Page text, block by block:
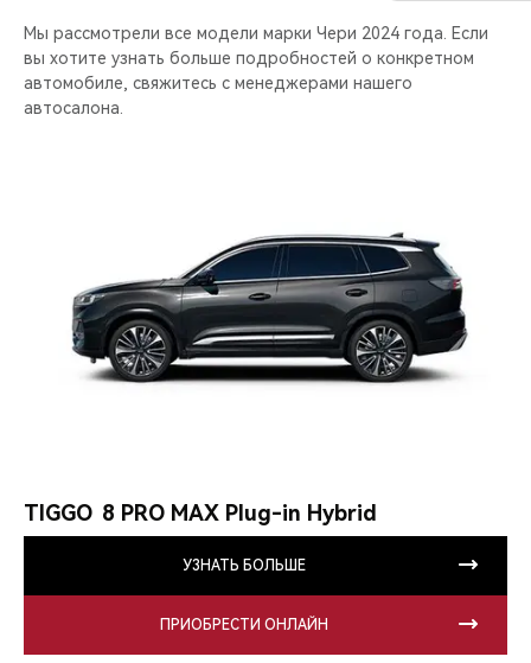
Мы рассмотрели все модели марки Чери 2024 года. Если
вы хотите узнать больше подробностей о конкретном
автомобиле, свяжитесь с менеджерами нашего
автосалона.
TIGGO 8 PRO MAX Plug-in Hybrid
УЗНАТЬ БОЛЬШЕ
ПРИОБРЕСТИ ОНЛАЙН